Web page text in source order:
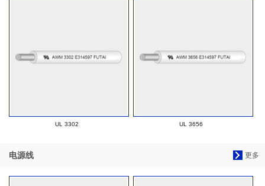
UL 3302 UL 3656
更多
电源线